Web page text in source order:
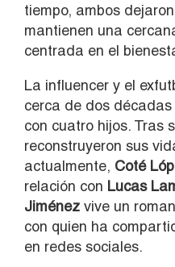
tiempo, ambos
mantienen una
centrada en el
La influencer y el
cerca de dos
con cuatro hijos. Tras
reconstruyeron sus
actualmente, Coté
relación con Lucas
Jiménez vive un
con quien ha
en redes sociales.